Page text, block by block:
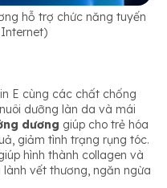
hỗ trợ chức năng tuyến
E cùng các chất chống
dưỡng làn da và mái
dương giúp cho trẻ hóa
giảm tình trạng rụng tóc.
hình thành collagen và
vết thương, ngăn ngừa